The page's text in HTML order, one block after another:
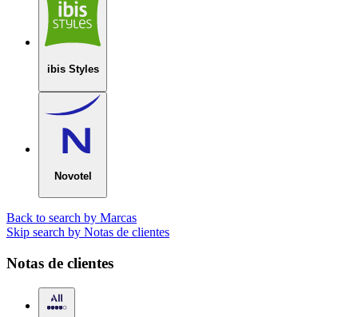
ibis Styles
Novotel
Back to search by Marcas
Skip search by Notas de clientes
Notas de clientes